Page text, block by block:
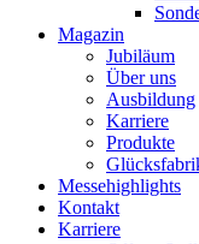
Magazin
Jubiläum
Über uns
Ausbildung
Karriere
Produkte
Messehighlights
Kontakt
Karriere